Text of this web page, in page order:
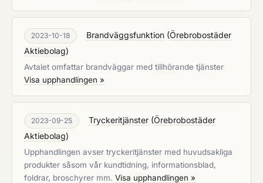
2023-10-18 Brandväggsfunktion (Örebrobostäder
Aktiebolag)
Avtalet omfattar brandväggar med tillhörande tjänster
Visa upphandlingen »
2023-09-25 Tryckeritjänster (Örebrobostäder
Aktiebolag)
Upphandlingen avser tryckeritjänster med huvudsakliga
produkter såsom vår kundtidning, informationsblad,
foldrar, broschyrer mm. Visa upphandlingen »